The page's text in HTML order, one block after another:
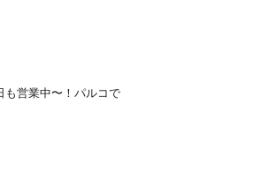
も営業中〜！パルコで